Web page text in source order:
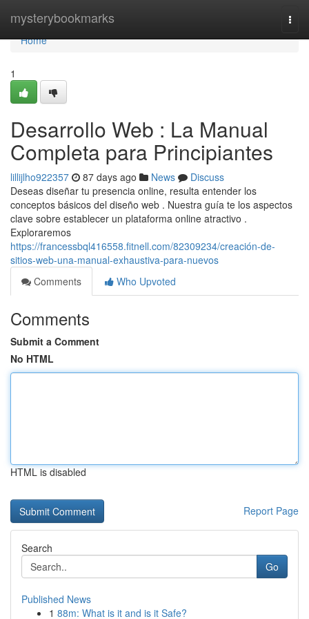
mysterybookmarks
Home
Home
1
Desarrollo Web : La Manual
Completa para Principiantes
lillijlho922357 87 days ago News
Discuss
Deseas diseñar tu presencia online, resulta entender los
conceptos básicos del diseño web . Nuestra guía te los aspectos
clave sobre establecer un plataforma online atractivo .
Exploraremos
https://francessbql416558.fitnell.com/82309234/creación-de-
sitios-web-una-manual-exhaustiva-para-nuevos
Comments
Who Upvoted
Comments
Submit a Comment
No HTML
HTML is disabled
Report Page
Search
Go
Published News
1 88m: What is it and is it Safe?